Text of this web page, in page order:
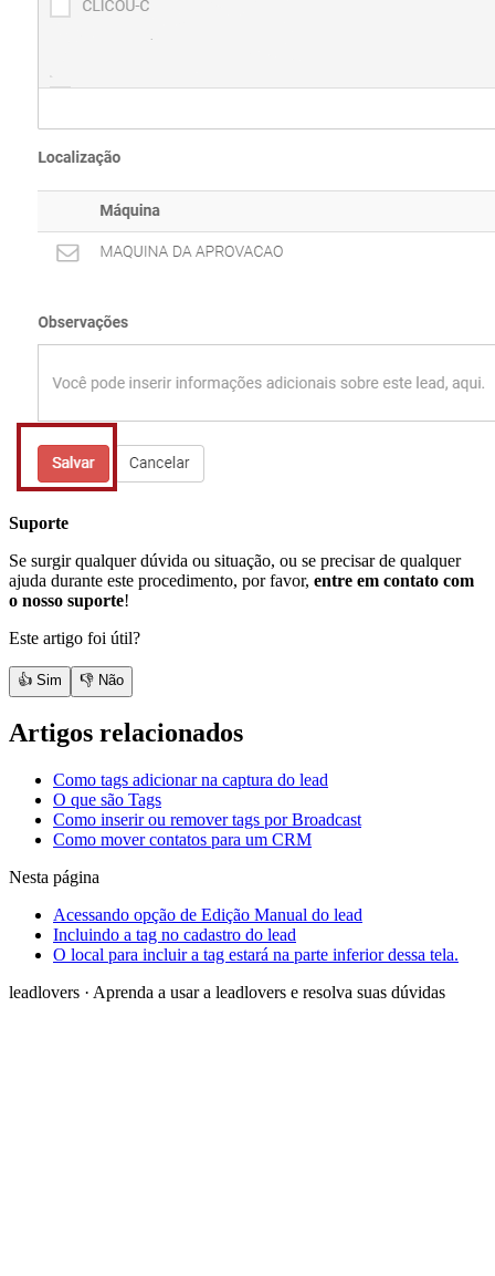
Suporte
Se surgir qualquer dúvida ou situação, ou se precisar de qualquer
ajuda durante este procedimento, por favor, entre em contato com
o nosso suporte!
Este artigo foi útil?
👍 Sim 👎 Não
Artigos relacionados
Como tags adicionar na captura do lead
O que são Tags
Como inserir ou remover tags por Broadcast
Como mover contatos para um CRM
Nesta página
Acessando opção de Edição Manual do lead
Incluindo a tag no cadastro do lead
O local para incluir a tag estará na parte inferior dessa tela.
leadlovers · Aprenda a usar a leadlovers e resolva suas dúvidas